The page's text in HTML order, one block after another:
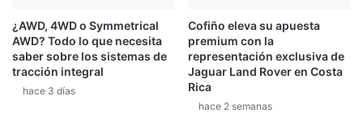
¿AWD, 4WD o Symmetrical
AWD? Todo lo que necesita
saber sobre los sistemas de
tracción integral
hace 3 días
Cofiño eleva su apuesta
premium con la
representación exclusiva de
Jaguar Land Rover en Costa
Rica
hace 2 semanas